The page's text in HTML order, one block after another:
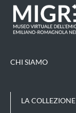
CHI SIAMO
LA COLLEZIONE